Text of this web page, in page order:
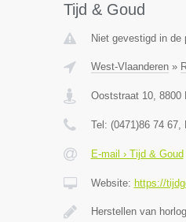
Tijd & Goud
Niet gevestigd in de
West-Vlaanderen»
Ooststraat 10, 8800
Tel: (0471)86 74 67,
E-mail › Tijd & Goud
Website: https://
Herstellen van